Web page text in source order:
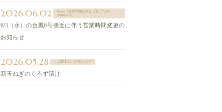
2026.06.02
News（最新情報はXをご覧ください
@sntspot）
6/3（水）の台風6号接近に伴う営業時間変更の
お知らせ
2026.05.28 ＞お酢すめ、お酢レシピ
新玉ねぎのくろず漬け